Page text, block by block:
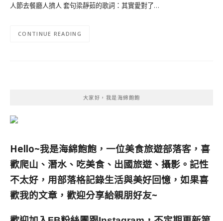
人節去餐廳人擠人 套句梁靜茹的歌詞：其實愛對了…
CONTINUE READING
大家好，我是海綿飽飽
Hello~我是海綿飽飽，一位美食旅遊部落客， 喜
歡爬山、潛水、吃美食、出國旅遊、攝影。 記性
不太好，用部落格記錄生活與美好回憶， 如果喜
歡我的文章，歡迎分享給親朋好友~